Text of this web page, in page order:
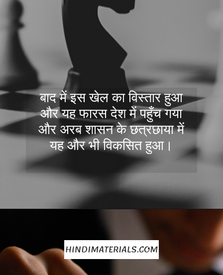
बाद में इस खेल का विस्तार हुआ
और यह फारस देश में पहुँच गया
और अरब शासन के छत्रछाया में
यह और भी विकसित हुआ।